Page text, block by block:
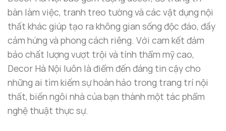
bàn làm việc, tranh treo tường và các vật dụng nội
thất khác giúp tạo ra không gian sống độc đáo, đầy
cảm hứng và phong cách riêng. Với cam kết đảm
bảo chất lượng vượt trội và tính thẩm mỹ cao,
Decor Hà Nội luôn là điểm đến đáng tin cậy cho
những ai tìm kiếm sự hoàn hảo trong trang trí nội
thất, biến ngôi nhà của bạn thành một tác phẩm
nghệ thuật thực sự.